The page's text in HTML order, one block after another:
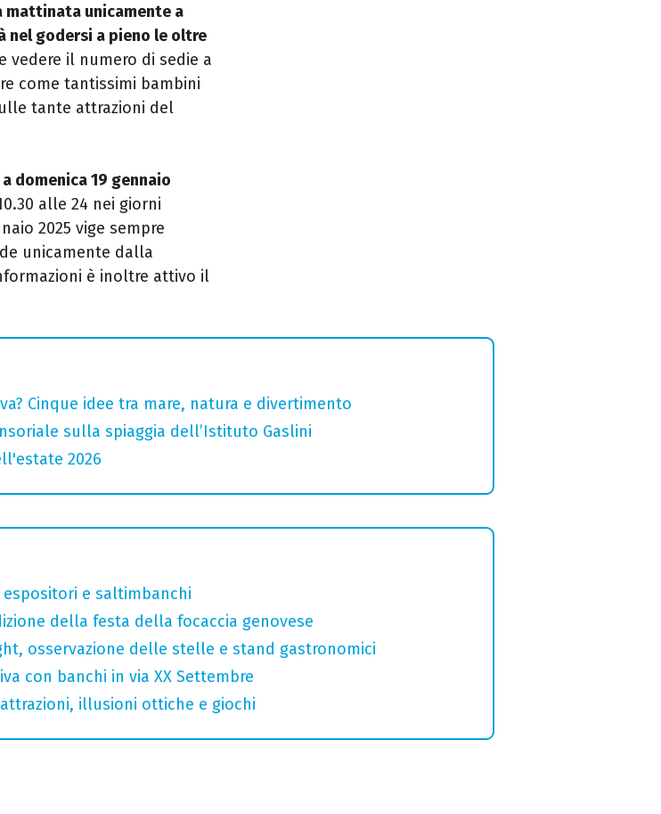
mattinata unicamente a
nel godersi a pieno le oltre
vedere il numero di sedie a
come tantissimi bambini
tante attrazioni del
domenica 19 gennaio
alle 24 nei giorni
2025 vige sempre
unicamente dalla
è inoltre attivo il
Cinque idee tra mare, natura e divertimento
sulla spiaggia dell’Istituto Gaslini
2026
espositori e saltimbanchi
della festa della focaccia genovese
osservazione delle stelle e stand gastronomici
con banchi in via XX Settembre
illusioni ottiche e giochi